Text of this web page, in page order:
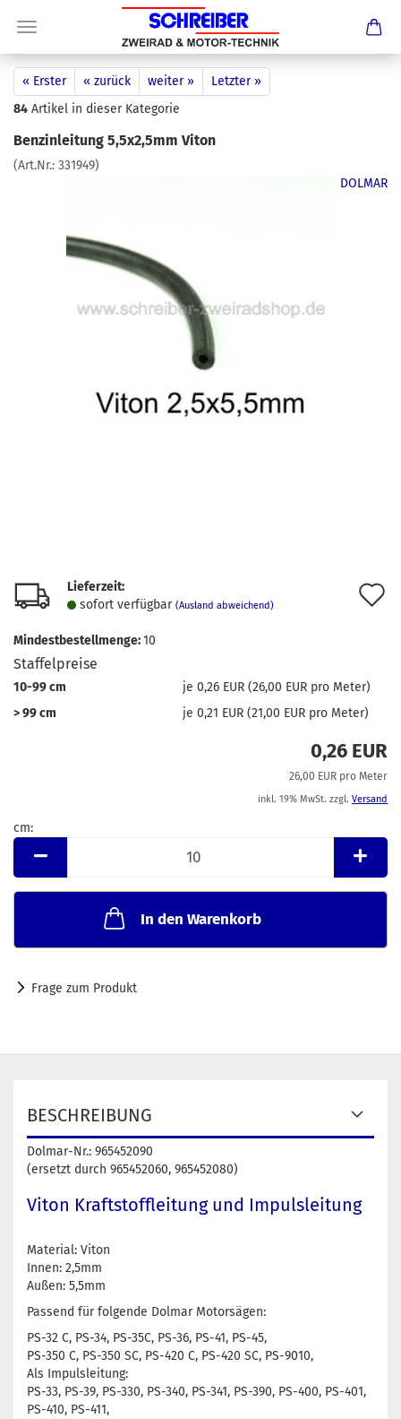
« Erster « zurück weiter »
Letzter »
84 Artikel in dieser Kategorie
Benzinleitung 5,5x2,5mm Viton
(Art.Nr.: 331949)
DOLMAR
Lieferzeit:
sofort verfügbar (Ausland abweichend)
Mindestbestellmenge:10
Staffelpreise
10-99 cm
je 0,26 EUR (26,00 EUR pro Meter)
> 99 cm
je 0,21 EUR (21,00 EUR pro Meter)
0,26 EUR
26,00 EUR pro Meter
inkl. 19% MwSt. zzgl. Versand
cm:
cm
In den Warenkorb
Frage zum Produkt
BESCHREIBUNG
Dolmar-Nr.: 965452090
(ersetzt durch 965452060, 965452080)
Viton Kraftstoffleitung und Impulsleitung
Material: Viton
Innen: 2,5mm
Außen: 5,5mm
Passend für folgende Dolmar Motorsägen:
PS-32 C, PS-34, PS-35C, PS-36, PS-41, PS-45,
PS-350 C, PS-350 SC, PS-420 C, PS-420 SC, PS-9010,
Als Impulsleitung:
PS-33, PS-39, PS-330, PS-340, PS-341, PS-390, PS-400, PS-401,
PS-410, PS-411,